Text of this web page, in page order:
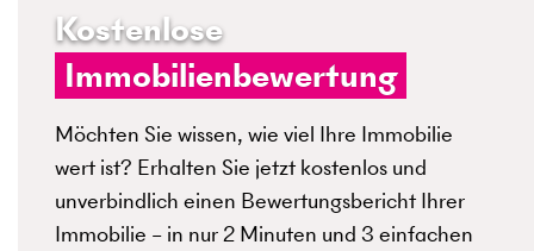
Kostenlose
Immobilienbewertung
Möchten Sie wissen, wie viel Ihre Immobilie
wert ist? Erhalten Sie jetzt kostenlos und
unverbindlich einen Bewertungsbericht Ihrer
Immobilie – in nur 2 Minuten und 3 einfachen